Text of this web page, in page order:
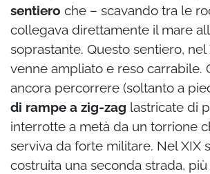
sentiero che – scavando tra le
collegava direttamente il mare
soprastante. Questo sentiero, nel
venne ampliato e reso carrabile.
ancora percorrere (soltanto a
di rampe a zig-zag lastricate di
interrotte a metà da un torrione
serviva da forte militare. Nel XIX
costruita una seconda strada,